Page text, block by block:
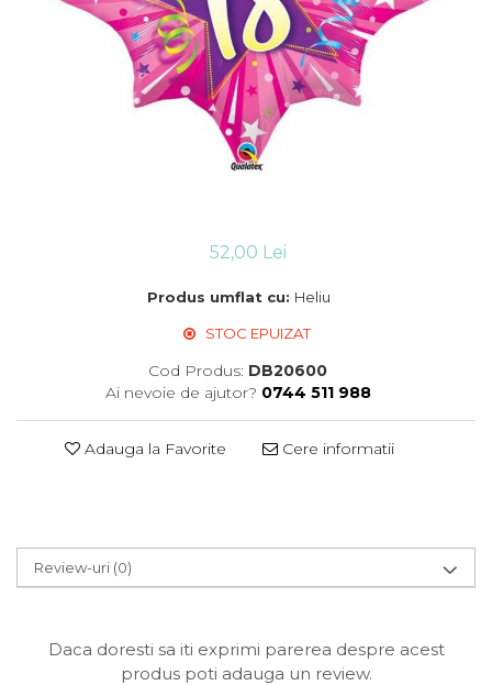
Farfurii,pahare & servetele
Baloane Ocazii Speciale52,00 Lei
Produs umflat cu: Heliu
STOC EPUIZAT
Cod Produs: DB20600
Ai nevoie de ajutor? 0744 511 988
Adauga la Favorite Cere informatii
Review-uri (0)
Daca doresti sa iti exprimi parerea despre acest
produs poti adauga un review.